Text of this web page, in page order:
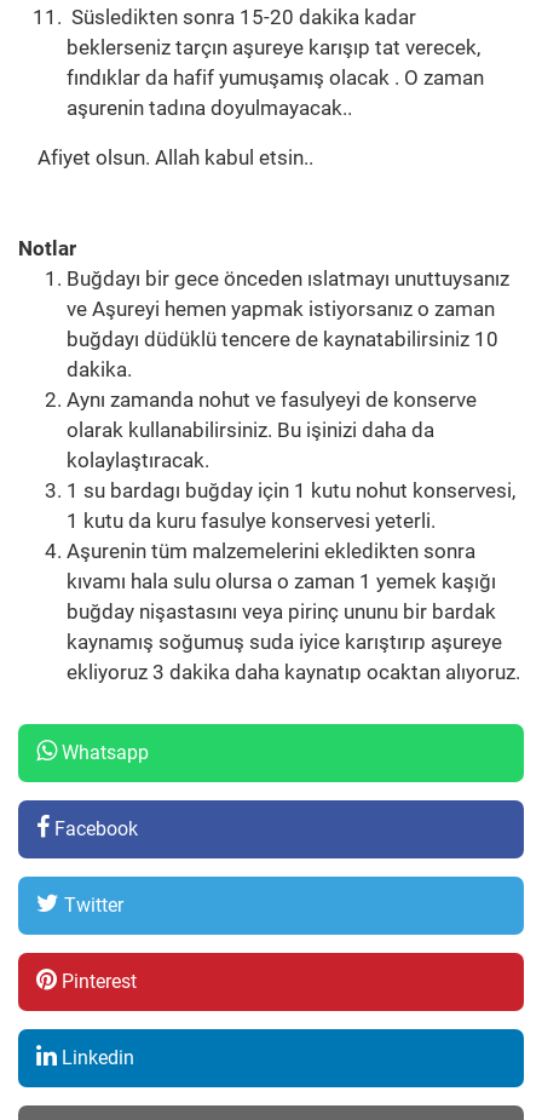
Süsledikten sonra 15-20 dakika kadar
beklerseniz tarçın aşureye karışıp tat verecek,
fındıklar da hafif yumuşamış olacak . O zaman
aşurenin tadına doyulmayacak..
Afiyet olsun. Allah kabul etsin..
Notlar
Buğdayı bir gece önceden ıslatmayı unuttuysanız
ve Aşureyi hemen yapmak istiyorsanız o zaman
buğdayı düdüklü tencere de kaynatabilirsiniz 10
dakika.
Aynı zamanda nohut ve fasulyeyi de konserve
olarak kullanabilirsiniz. Bu işinizi daha da
kolaylaştıracak.
1 su bardagı buğday için 1 kutu nohut konservesi,
1 kutu da kuru fasulye konservesi yeterli.
Aşurenin tüm malzemelerini ekledikten sonra
kıvamı hala sulu olursa o zaman 1 yemek kaşığı
buğday nişastasını veya pirinç ununu bir bardak
kaynamış soğumuş suda iyice karıştırıp aşureye
ekliyoruz 3 dakika daha kaynatıp ocaktan alıyoruz.
Whatsapp
Facebook
Twitter
Pinterest
Linkedin